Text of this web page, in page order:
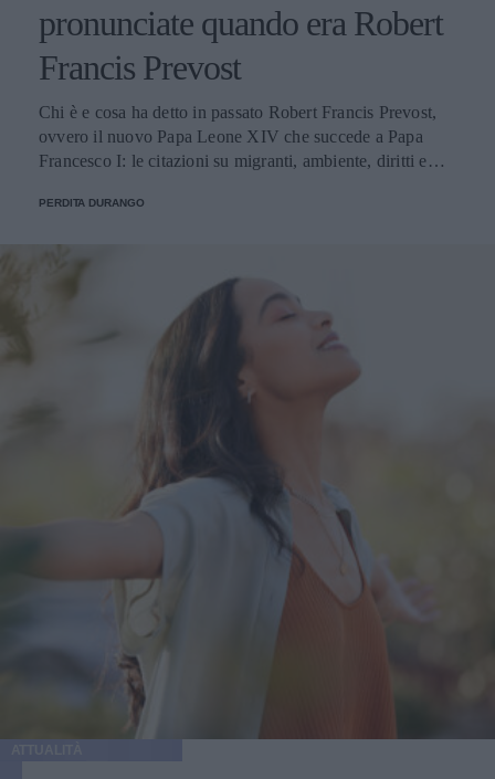
pronunciate quando era Robert
Francis Prevost
Chi è e cosa ha detto in passato Robert Francis Prevost,
ovvero il nuovo Papa Leone XIV che succede a Papa
Francesco I: le citazioni su migranti, ambiente, diritti e
PERDITA DURANGO